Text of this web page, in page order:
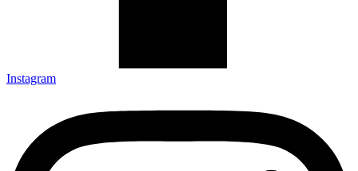
Instagram